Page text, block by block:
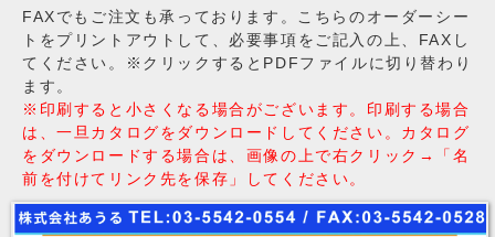
FAXでもご注文も承っております。こちらのオーダーシー
トをプリントアウトして、必要事項をご記入の上、FAXし
てください。※クリックするとPDFファイルに切り替わり
ます。
※印刷すると小さくなる場合がございます。印刷する場合
は、一旦カタログをダウンロードしてください。カタログ
をダウンロードする場合は、画像の上で右クリック→「名
前を付けてリンク先を保存」してください。